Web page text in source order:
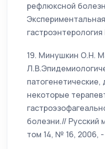
рефлюксной
19. Минушкин О.Н.
патогенетические,
некоторые
болезни.// Русский
том 14, № 16, 2006, -